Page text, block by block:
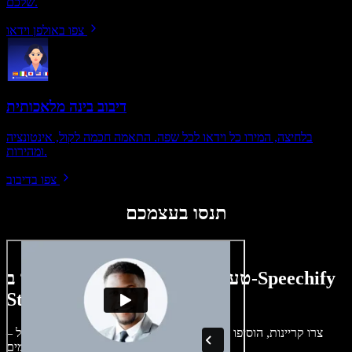
צפו באולפן וידאו
דיבוב בינה מלאכותית
בלחיצה, המירו כל וידאו לכל שפה. התאמה חכמה לקול, אינטונציה
ומהירות.
צפו בדיבוב
תנסו בעצמכם
טעימה קטנה ממה שתוכלו ליצור ב-Speechify
Studio.
צרו קריינות, הוסיפו תמונות ללא זכויות, אודיו, סרטונים ושיבוט קול –